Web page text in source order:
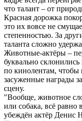
что талант – от
Красная дорожка
это их вовсе не
степенностью. За
таланта сложно
Животные-актёры –
буквально
по кинолентам, чтобы
засуженные награды
сцену.
"Вообще, животное
или собака, всё равно
убеждён актёр Денис